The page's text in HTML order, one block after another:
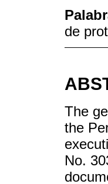
de
The
the
No.